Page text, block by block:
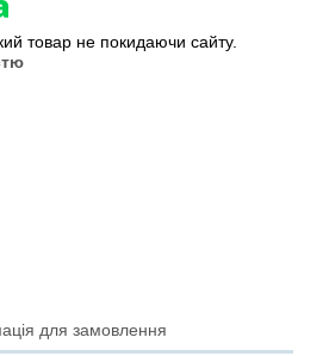
товар не покидаючи сайту.
для замовлення